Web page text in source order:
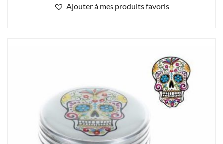
Ajouter à mes produits favoris